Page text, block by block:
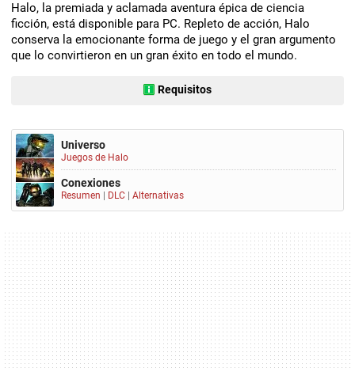
Halo, la premiada y aclamada aventura épica de ciencia
ficción, está disponible para PC. Repleto de acción, Halo
conserva la emocionante forma de juego y el gran argumento
que lo convirtieron en un gran éxito en todo el mundo.
Requisitos
Universo
Juegos de Halo
Conexiones
Resumen DLC Alternativas